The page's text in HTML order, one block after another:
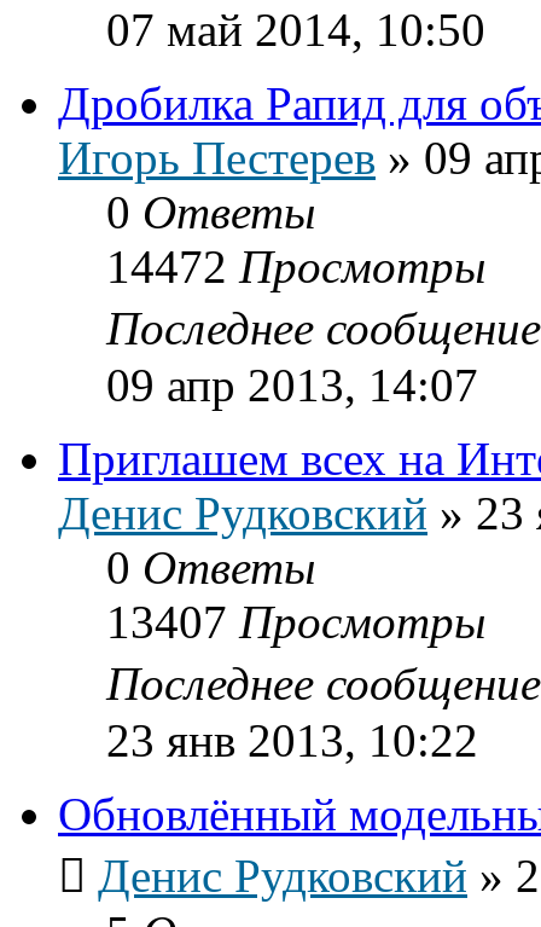
07 май 2014, 10:50
Дробилка Рапид для
Игорь Пестерев » 09
0 Ответы
14472 Просмотры
Последнее
09 апр 2013, 14:07
Приглашем всех на
Денис Рудковский » 23
0 Ответы
13407 Просмотры
Последнее
23 янв 2013, 10:22
Обновлённый
Денис Рудковский »